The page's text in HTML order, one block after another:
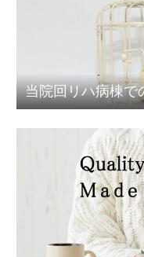
当院回リハ病棟で